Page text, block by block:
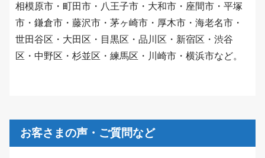
相模原市・町田市・八王子市・大和市・座間市・平塚
市・鎌倉市・藤沢市・茅ヶ崎市・厚木市・海老名市・
世田谷区・大田区・目黒区・品川区・新宿区・渋谷
区・中野区・杉並区・練馬区・川崎市・横浜市など。
お客さまの声・ご質問など